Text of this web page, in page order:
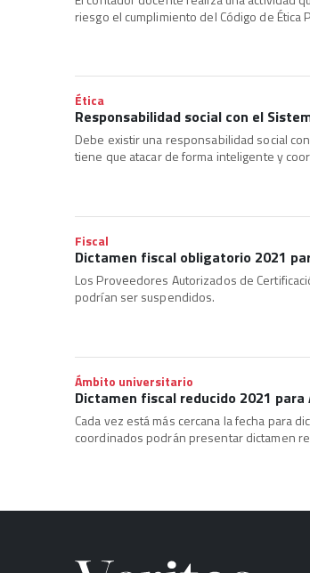
riesgo el cumplimiento del Código de Ética
Ética
Responsabilidad social con el
Debe existir una responsabilidad social
tiene que atacar de forma inteligente y
Fiscal
Dictamen fiscal obligatorio 2021
Los Proveedores Autorizados de
podrían ser suspendidos.
Ámbito universitario
Dictamen fiscal reducido 2021
Cada vez está más cercana la fecha para
coordinados podrán presentar dictamen